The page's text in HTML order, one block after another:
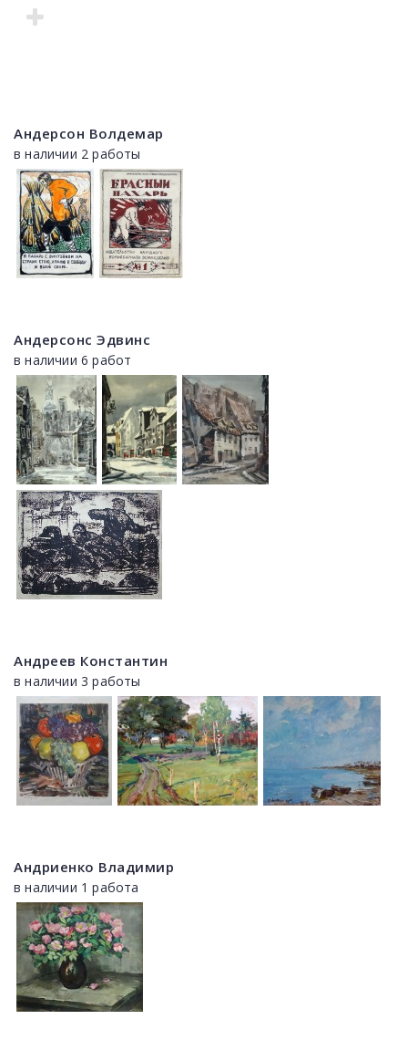
Андерсон Волдемар
в наличии 2 работы
Андерсонс Эдвинс
в наличии 6 работ
Андреев Константин
в наличии 3 работы
Андриенко Владимир
в наличии 1 работа